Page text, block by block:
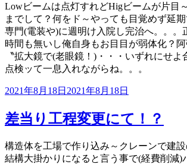
Lowビームは点灯すれどHigビームが片目
までして？何をド～やっても目覚めず延
専門(電装や)に週明け入院し完治へ。。。
時間も無いし俺自身もお目目が弱体化？
〝拡大鏡で(老眼鏡！)・・・いずれにせ
点検ッて一息入れながらね。。。
投
日:
2021年8月18日 2021年8月18日
差当り工程変更にて！？
構造体を工場で作り込み～クレーンで建設
結構大掛かりになると言う事で(経費削減)